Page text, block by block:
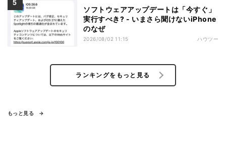
ソフトウェアアップデートは「今すぐ」
実行すべき? - いまさら聞けないiPhone
のなぜ
2026/08/02 11:15 ハウツー
ランキングをもっと見る
もっと見る